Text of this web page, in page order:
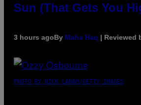
Sun (That Gets You
3 hours agoBy Maha Haq | Reviewed
PHOTO BY NICK LAHAM/GETTY IMAGES